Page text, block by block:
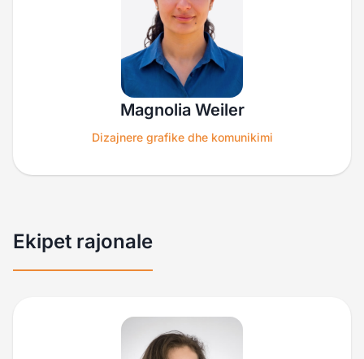
Magnolia Weiler
Dizajnere grafike dhe komunikimi
Ekipet rajonale